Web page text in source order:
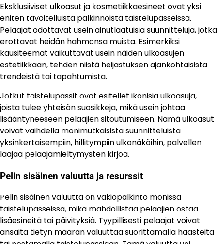
Eksklusiiviset ulkoasut ja kosmetiikkaesineet ovat yksi
eniten tavoitelluista palkinnoista taistelupasseissa.
Pelaajat odottavat usein ainutlaatuisia suunnitteluja, jotka
erottavat heidän hahmonsa muista. Esimerkiksi
kausiteemat vaikuttavat usein näiden ulkoasujen
estetiikkaan, tehden niistä heijastuksen ajankohtaisista
trendeistä tai tapahtumista.
Jotkut taistelupassit ovat esitellet ikonisia ulkoasuja,
joista tulee yhteisön suosikkeja, mikä usein johtaa
lisääntyneeseen pelaajien sitoutumiseen. Nämä ulkoasut
voivat vaihdella monimutkaisista suunnitteluista
yksinkertaisempiin, hillitympiin ulkonäköihin, palvellen
laajaa pelaajamieltymysten kirjoa.
Pelin sisäinen valuutta ja resurssit
Pelin sisäinen valuutta on vakiopalkinto monissa
taistelupasseissa, mikä mahdollistaa pelaajien ostaa
lisäesineitä tai päivityksiä. Tyypillisesti pelaajat voivat
ansaita tietyn määrän valuuttaa suorittamalla haasteita